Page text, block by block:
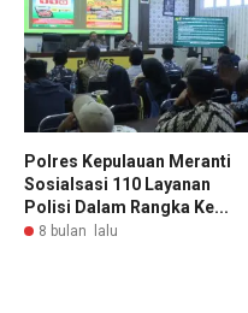
Polres Kepulauan Meranti
Sosialsasi 110 Layanan
Polisi Dalam Rangka Ke...
8 bulan lalu